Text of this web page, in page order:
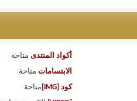
أكواد المنتدى متاحة
الابتسامات متاحة
كود [IMG] متاحة